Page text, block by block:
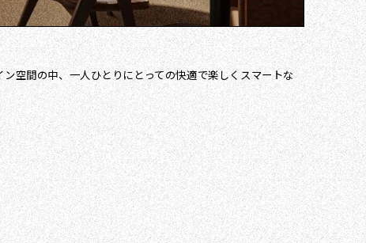
空間の中、一人ひとりにとっての快適で楽しくスマートな